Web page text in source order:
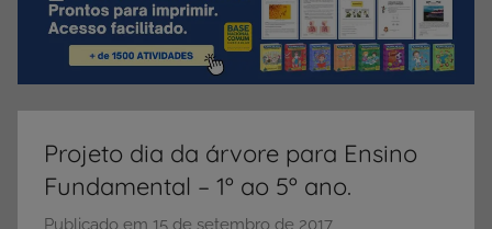
compartilhamento
dicasProjeto dia da árvore para Ensino
Fundamental – 1º ao 5º ano.
Publicado em 15 de setembro de 2017